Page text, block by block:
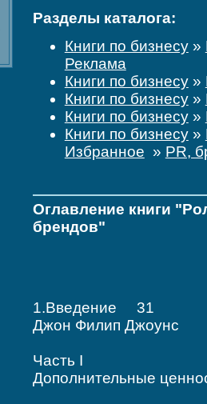
Разделы каталога:
Книги по бизнесу»
Реклама
Книги по бизнесу»
Книги по бизнесу»
Книги по бизнесу»
Книги по бизнесу»
Избранное » PR,
Оглавление книги
брендов"
1.Введение 31
Джон Филип Джоунс
Часть I
Дополнительные